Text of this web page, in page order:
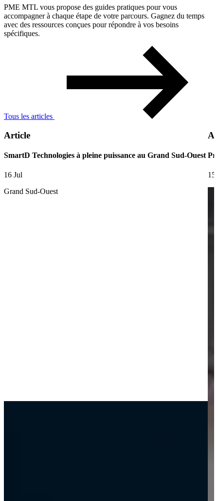
PME MTL vous propose des guides pratiques pour vous
accompagner à chaque étape de votre parcours. Gagnez du temps
avec des ressources conçues pour répondre à vos besoins
spécifiques.
Tous les articles
Article
SmartD Technologies à pleine puissance au Grand Sud-Ouest
16 Jul
Grand Sud-Ouest
15